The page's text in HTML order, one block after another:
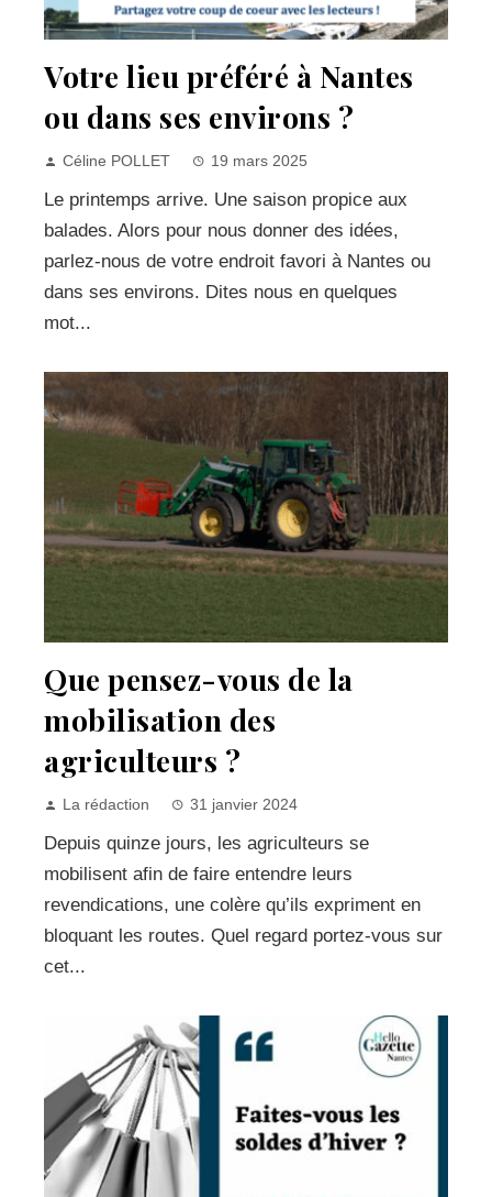
Votre lieu préféré à Nantes
ou dans ses environs ?
Céline POLLET 19 mars 2025
Le printemps arrive. Une saison propice aux
balades. Alors pour nous donner des idées,
parlez-nous de votre endroit favori à Nantes ou
dans ses environs. Dites nous en quelques
mot...
Que pensez-vous de la
mobilisation des
agriculteurs ?
La rédaction 31 janvier 2024
Depuis quinze jours, les agriculteurs se
mobilisent afin de faire entendre leurs
revendications, une colère qu’ils expriment en
bloquant les routes. Quel regard portez-vous sur
cet...